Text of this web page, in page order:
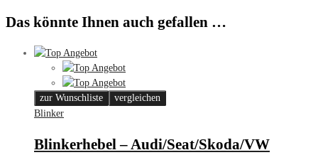
Das könnte Ihnen auch gefallen …
zur Wunschliste
vergleichen
Blinker
Blinkerhebel – Audi/Seat/Skoda/VW